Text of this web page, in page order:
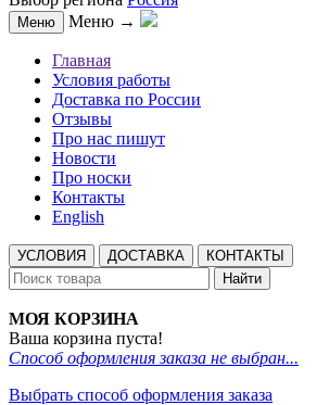
Меню Меню →
Главная
Условия работы
Доставка по России
Отзывы
Про нас пишут
Новости
Про носки
Контакты
English
УСЛОВИЯ ДОСТАВКА
КОНТАКТЫ
Найти
МОЯ КОРЗИНА
Ваша корзина пуста!
Способ оформления заказа не выбран...
Выбрать способ оформления заказа